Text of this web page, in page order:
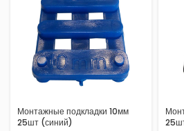
Монтажные подкладки 10мм
25шт (синий)